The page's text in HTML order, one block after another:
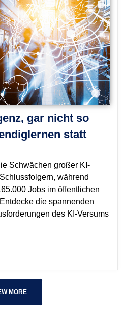
gar nicht so
statt
Schwächen großer KI-
während
Jobs im öffentlichen
die spannenden
des KI-Versums
MORE